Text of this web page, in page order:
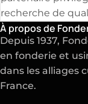
recherche de
À propos de
Depuis 1937,
en fonderie et
dans les alliages
France.